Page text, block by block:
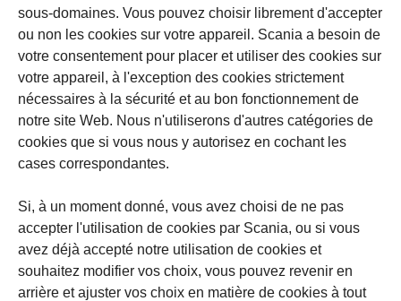
sous-domaines. Vous pouvez choisir librement d'accepter
ou non les cookies sur votre appareil. Scania a besoin de
votre consentement pour placer et utiliser des cookies sur
votre appareil, à l'exception des cookies strictement
nécessaires à la sécurité et au bon fonctionnement de
notre site Web. Nous n'utiliserons d'autres catégories de
cookies que si vous nous y autorisez en cochant les
cases correspondantes.
Si, à un moment donné, vous avez choisi de ne pas
accepter l'utilisation de cookies par Scania, ou si vous
avez déjà accepté notre utilisation de cookies et
souhaitez modifier vos choix, vous pouvez revenir en
arrière et ajuster vos choix en matière de cookies à tout